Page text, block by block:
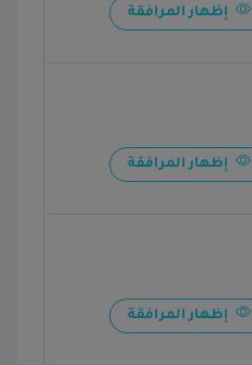
إظهار المرافقة
إظهار المرافقة
إظهار المرافقة